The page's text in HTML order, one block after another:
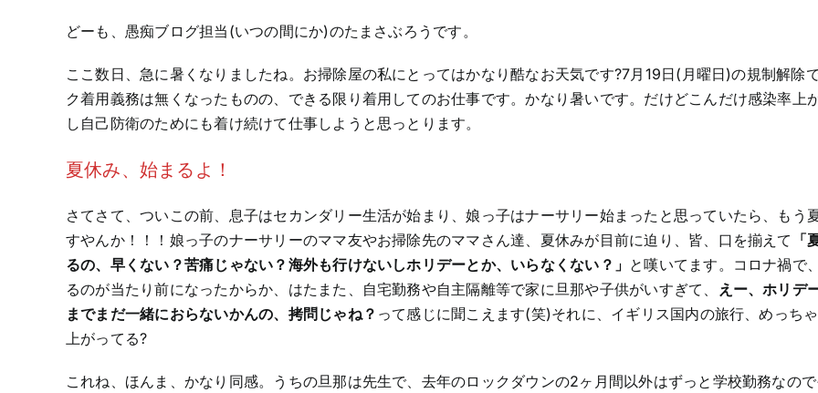
どーも、愚痴ブログ担当(いつの間にか)のたまさぶろうです。
ここ数日、急に暑くなりましたね。お掃除屋の私にとってはかなり酷なお天気です?7月19日(月曜日)の規制解除
ク着用義務は無くなったものの、できる限り着用してのお仕事です。かなり暑いです。だけどこんだけ感染率上
し自己防衛のためにも着け続けて仕事しようと思っとります。
夏休み、始まるよ！
さてさて、ついこの前、息子はセカンダリー生活が始まり、娘っ子はナーサリー始まったと思っていたら、もう
すやんか！！！娘っ子のナーサリーのママ友やお掃除先のママさん達、夏休みが目前に迫り、皆、口を揃えて 「
るの、早くない？苦痛じゃない？海外も行けないしホリデーとか、いらなくない？」 と嘆いてます。コロナ禍で
るのが当たり前になったからか、はたまた、自宅勤務や自主隔離等で家に旦那や子供がいすぎて、
えー、ホリデ
までまだ一緒におらないかんの、拷問じゃね？ って感じに聞こえます(笑)それに、イギリス国内の旅行、めっち
上がってる?
これね、ほんま、かなり同感。うちの旦那は先生で、去年のロックダウンの2ヶ月間以外はずっと学校勤務なの